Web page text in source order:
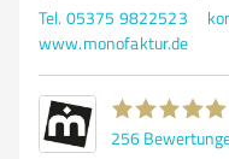
Tel. 05375 9822523
www.monofaktur.de
256